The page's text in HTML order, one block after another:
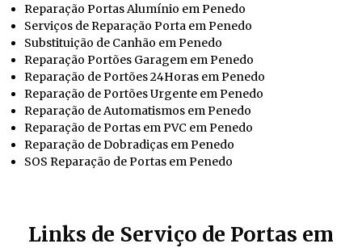
Reparação Portas Alumínio em Penedo
Serviços de Reparação Porta em Penedo
Substituição de Canhão em Penedo
Reparação Portões Garagem em Penedo
Reparação de Portões 24Horas em Penedo
Reparação de Portões Urgente em Penedo
Reparação de Automatismos em Penedo
Reparação de Portas em PVC em Penedo
Reparação de Dobradiças em Penedo
SOS Reparação de Portas em Penedo
Links de Serviço de Portas em